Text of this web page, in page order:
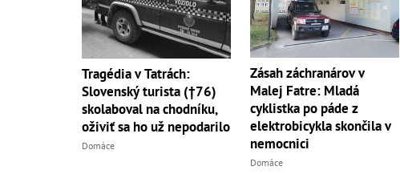
Tragédia v Tatrách:
Slovenský turista (†76)
skolaboval na chodníku,
oživiť sa ho už nepodarilo
Domáce
Zásah záchranárov v
Malej Fatre: Mladá
cyklistka po páde z
elektrobicykla skončila v
nemocnici
Domáce